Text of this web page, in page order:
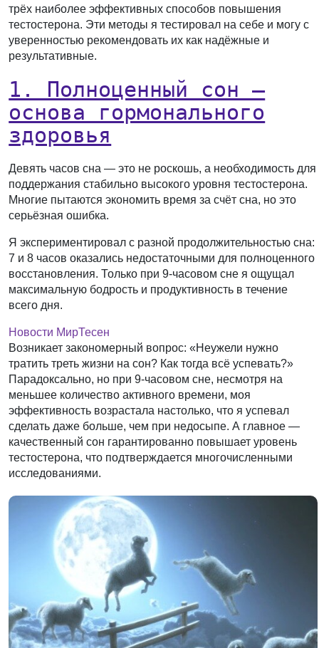
трёх наиболее эффективных способов повышения
тестостерона. Эти методы я тестировал на себе и могу с
уверенностью рекомендовать их как надёжные и
результативные.
1. Полноценный сон —
основа гормонального
здоровья
Девять часов сна — это не роскошь, а необходимость для
поддержания стабильно высокого уровня тестостерона.
Многие пытаются экономить время за счёт сна, но это
серьёзная ошибка.
Я экспериментировал с разной продолжительностью сна:
7 и 8 часов оказались недостаточными для полноценного
восстановления. Только при 9-часовом сне я ощущал
максимальную бодрость и продуктивность в течение
всего дня.
Новости МирТесен
Возникает закономерный вопрос: «Неужели нужно
тратить треть жизни на сон? Как тогда всё успевать?»
Парадоксально, но при 9-часовом сне, несмотря на
меньшее количество активного времени, моя
эффективность возрастала настолько, что я успевал
сделать даже больше, чем при недосыпе. А главное —
качественный сон гарантированно повышает уровень
тестостерона, что подтверждается многочисленными
исследованиями.